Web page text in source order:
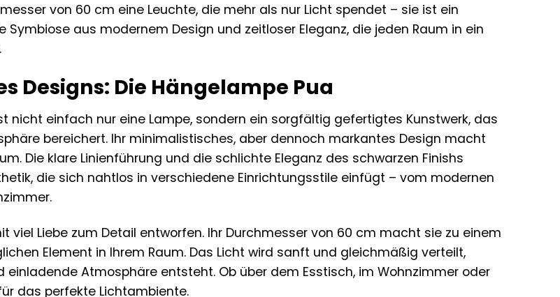
von 60 cm eine Leuchte, die mehr als nur Licht spendet – sie ist ein
Symbiose aus modernem Design und zeitloser Eleganz, die jeden Raum in ein
Designs: Die Hängelampe Pua
nicht einfach nur eine Lampe, sondern ein sorgfältig gefertigtes Kunstwerk, das
bereichert. Ihr minimalistisches, aber dennoch markantes Design macht
Die klare Linienführung und die schlichte Eleganz des schwarzen Finishs
die sich nahtlos in verschiedene Einrichtungsstile einfügt – vom modernen
viel Liebe zum Detail entworfen. Ihr Durchmesser von 60 cm macht sie zu einem
Element in Ihrem Raum. Das Licht wird sanft und gleichmäßig verteilt,
Atmosphäre entsteht. Ob über dem Esstisch, im Wohnzimmer oder
das perfekte Lichtambiente.